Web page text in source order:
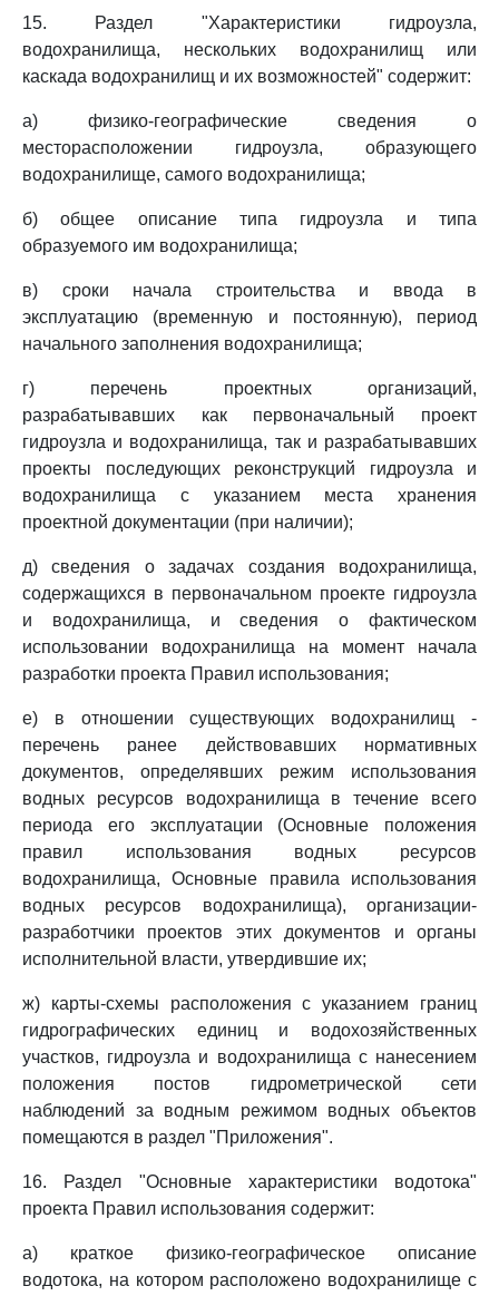
15. Раздел "Характеристики гидроузла,
водохранилища, нескольких водохранилищ или
каскада водохранилищ и их возможностей" содержит:
а) физико-географические сведения о
месторасположении гидроузла, образующего
водохранилище, самого водохранилища;
б) общее описание типа гидроузла и типа
образуемого им водохранилища;
в) сроки начала строительства и ввода в
эксплуатацию (временную и постоянную), период
начального заполнения водохранилища;
г) перечень проектных организаций,
разрабатывавших как первоначальный проект
гидроузла и водохранилища, так и разрабатывавших
проекты последующих реконструкций гидроузла и
водохранилища с указанием места хранения
проектной документации (при наличии);
д) сведения о задачах создания водохранилища,
содержащихся в первоначальном проекте гидроузла
и водохранилища, и сведения о фактическом
использовании водохранилища на момент начала
разработки проекта Правил использования;
е) в отношении существующих водохранилищ -
перечень ранее действовавших нормативных
документов, определявших режим использования
водных ресурсов водохранилища в течение всего
периода его эксплуатации (Основные положения
правил использования водных ресурсов
водохранилища, Основные правила использования
водных ресурсов водохранилища), организации-
разработчики проектов этих документов и органы
исполнительной власти, утвердившие их;
ж) карты-схемы расположения с указанием границ
гидрографических единиц и водохозяйственных
участков, гидроузла и водохранилища с нанесением
положения постов гидрометрической сети
наблюдений за водным режимом водных объектов
помещаются в раздел "Приложения".
16. Раздел "Основные характеристики водотока"
проекта Правил использования содержит:
а) краткое физико-географическое описание
водотока, на котором расположено водохранилище с